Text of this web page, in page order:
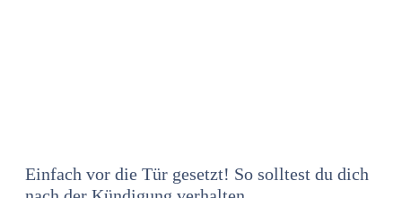
Einfach vor die Tür gesetzt! So solltest du dich